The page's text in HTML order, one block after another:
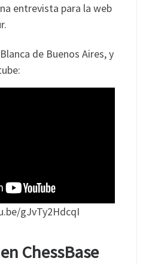
entrevista para la web
de Buenos Aires, y
gJvTy2HdcqI
ChessBase